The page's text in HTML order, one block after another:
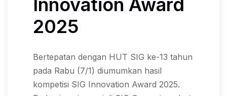
Innovation Award
2025
Bertepatan dengan HUT SIG ke-13 tahun
pada Rabu (7/1) diumumkan hasil
kompetisi SIG Innovation Award 2025.